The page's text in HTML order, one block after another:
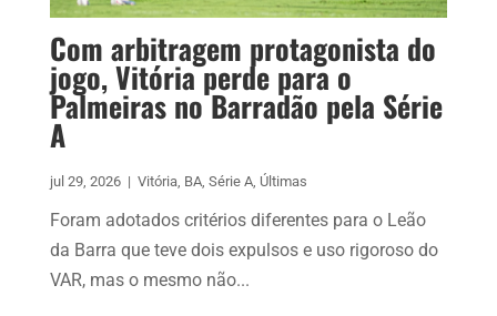
Com arbitragem protagonista do
jogo, Vitória perde para o
Palmeiras no Barradão pela Série
A
jul 29, 2026 | Vitória, BA, Série A, Últimas
Foram adotados critérios diferentes para o Leão
da Barra que teve dois expulsos e uso rigoroso do
VAR, mas o mesmo não...